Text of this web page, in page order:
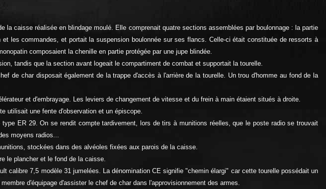
caisse réalisée en blindage moulé. Elle comprenait quatre sections assemblées par boulonnage : la partie
les commandes, et portait la suspension boulonnée sur ses flancs. Celle-ci était constituée de ressorts à
composaient la chenille en partie protégée par une jupe blindée.
tandis que la section avant logeait le compartiment de combat et supportait la tourelle.
de char disposait également de la trappe d'accès à l'arrière de la tourelle. Un trou d'homme au fond de la
et d'embrayage. Les leviers de changement de vitesse et du frein à main étaient situés à droite.
utilisait une fente d'observation et un épiscope.
ER 29. On se rendit compte tardivement, lors de tirs à munitions réelles, que le poste radio se trouvait
moyens radios...
stockées dans des alvéoles fixées aux parois de la caisse.
le plancher et le fond de la caisse.
calibre 7,5 modèle 31 jumelées. La dénomination CE signifie "chemin élargi" car cette tourelle possédait un
d'équipage d'assister le chef de char dans l'approvisionnement des armes.